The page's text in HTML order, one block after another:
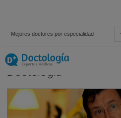
Mejores doctores por especialidad
Entrevista al Dr.
Doctología